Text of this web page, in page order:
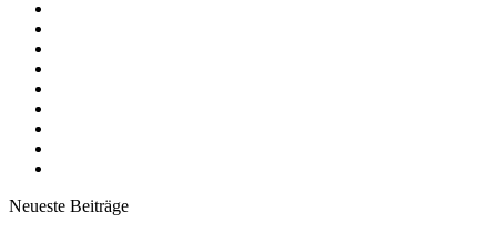
Neueste Beiträge